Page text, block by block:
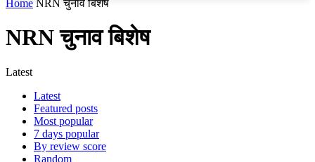
Home NRN चुनाव बिशेष
NRN चुनाव बिशेष
Latest
Latest
Featured posts
Most popular
7 days popular
By review score
Random